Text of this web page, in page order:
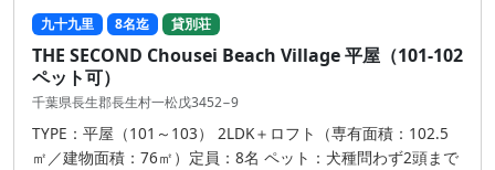
九十九里 8名迄 貸別荘
THE SECOND Chousei Beach Village 平屋（101-102
ペット可）
千葉県長生郡長生村一松戊3452−9
TYPE：平屋（101～103） 2LDK＋ロフト（専有面積：102.5
㎡／建物面積：76㎡） ​ 定員：8名 ペット：犬種問わず2頭まで